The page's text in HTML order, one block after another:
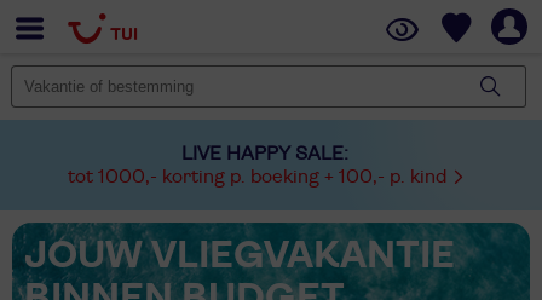
LIVE HAPPY SALE:
tot 1000,- korting p. boeking + 100,- p. kind
JOUW VLIEGVAKANTIE